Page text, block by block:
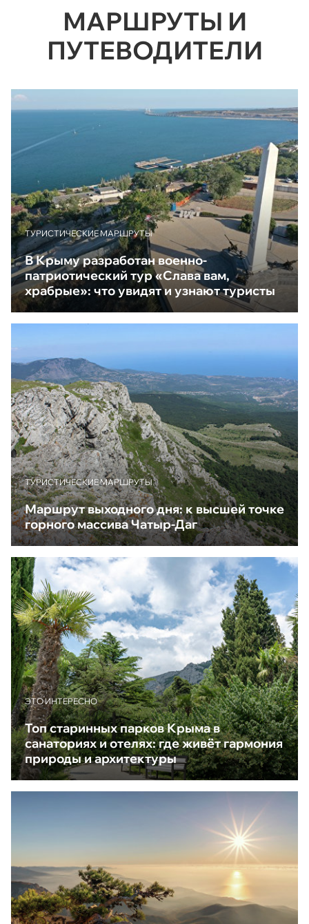
МАРШРУТЫ И
ПУТЕВОДИТЕЛИ
ТУРИСТИЧЕСКИЕ МАРШРУТЫ
В Крыму разработан военно-
патриотический тур «Слава вам,
храбрые»: что увидят и узнают туристы
ТУРИСТИЧЕСКИЕ МАРШРУТЫ
Маршрут выходного дня: к высшей точке
горного массива Чатыр-Даг
ЭТО ИНТЕРЕСНО
Топ старинных парков Крыма в
санаториях и отелях: где живёт гармония
природы и архитектуры